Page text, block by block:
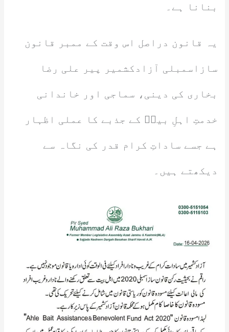
بنانا ہے۔
یہ قانون دراصل اس وقت کے ممبر قانون
سازاسمبلی آزادکشمیر پیر علی رضا
بخاری کی دینی، سماجی اور خاندانی
خدمتِ اہلِ بیتؑ کے جذبے کا عملی اظہار
ہے جسے ساداتِ کرام قدر کی نگاہ سے
دیکھتے ہیں۔